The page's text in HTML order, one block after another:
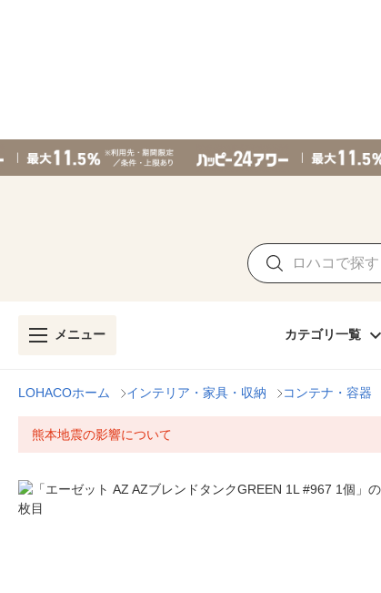
メニュー カテゴリ一覧
LOHACOホーム インテリア・家具・収納 コンテナ・容器
熊本地震の影響について